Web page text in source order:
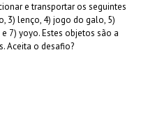
e transportar os seguintes
3) lenço, 4) jogo do galo, 5)
7) yoyo. Estes objetos são a
Aceita o desafio?